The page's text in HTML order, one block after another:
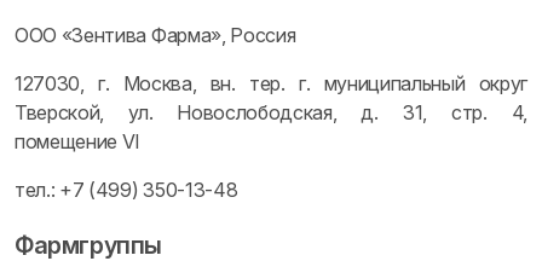
ООО «Зентива Фарма», Россия
127030, г. Москва, вн. тер. г. муниципальный округ
Тверской, ул. Новослободская, д. 31, стр. 4,
помещение VI
тел.: +7 (499) 350-13-48
Фармгруппы